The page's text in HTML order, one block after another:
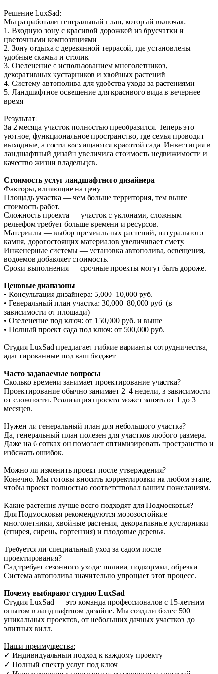
Решение LuxSad:
Мы разработали генеральный план, который включал:
1. Входную зону с красивой дорожкой из брусчатки и
цветочными композициями
2. Зону отдыха с деревянной террасой, где установлены
удобные скамьи и столик
3. Озеленение с использованием многолетников,
декоративных кустарников и хвойных растений
4. Систему автополива для удобства ухода за растениями
5. Ландшафтное освещение для красивого вида в вечернее
время
Результат:
За 2 месяца участок полностью преобразился. Теперь это
уютное, функциональное пространство, где семья проводит
выходные, а гости восхищаются красотой сада. Инвестиция в
ландшафтный дизайн увеличила стоимость недвижимости и
качество жизни владельцев.
Стоимость услуг ландшафтного дизайнера
Факторы, влияющие на цену
Площадь участка — чем больше территория, тем выше
стоимость работ.
Сложность проекта — участок с уклонами, сложным
рельефом требует больше времени и ресурсов.
Материалы — выбор премиальных растений, натурального
камня, дорогостоящих материалов увеличивает смету.
Инженерные системы — установка автополива, освещения,
водоемов добавляет стоимость.
Сроки выполнения — срочные проекты могут быть дороже.
Ценовые диапазоны
• Консультация дизайнера: 5,000–10,000 руб.
• Генеральный план участка: 30,000–80,000 руб. (в
зависимости от площади)
• Озеленение под ключ: от 150,000 руб. и выше
• Полный проект сада под ключ: от 500,000 руб.
Студия LuxSad предлагает гибкие варианты сотрудничества,
адаптированные под ваш бюджет.
Часто задаваемые вопросы
Сколько времени занимает проектирование участка?
Проектирование обычно занимает 2–4 недели, в зависимости
от сложности. Реализация проекта может занять от 1 до 3
месяцев.
Нужен ли генеральный план для небольшого участка?
Да, генеральный план полезен для участков любого размера.
Даже на 6 сотках он помогает оптимизировать пространство и
избежать ошибок.
Можно ли изменить проект после утверждения?
Конечно. Мы готовы вносить корректировки на любом этапе,
чтобы проект полностью соответствовал вашим пожеланиям.
Какие растения лучше всего подходят для Подмосковья?
Для Подмосковья рекомендуются морозостойкие
многолетники, хвойные растения, декоративные кустарники
(спирея, сирень, гортензия) и плодовые деревья.
Требуется ли специальный уход за садом после
проектирования?
Сад требует сезонного ухода: полива, подкормки, обрезки.
Система автополива значительно упрощает этот процесс.
Почему выбирают студию LuxSad
Студия LuxSad — это команда профессионалов с 15-летним
опытом в ландшафтном дизайне. Мы создали более 500
уникальных проектов, от небольших дачных участков до
элитных вилл.
Наши преимущества:
✓ Индивидуальный подход к каждому проекту
✓ Полный спектр услуг под ключ